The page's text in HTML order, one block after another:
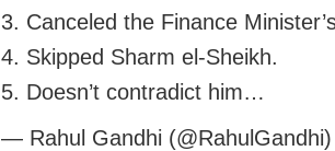
3. Canceled the Finance
4. Skipped Sharm el-Sheikh.
5. Doesn’t contradict him…
— Rahul Gandhi (@RahulGandhi)